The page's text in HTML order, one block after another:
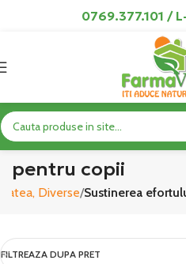
0769.377.101 /
Sustinerea
pentru copii
Diverse Sustinerea
FILTREAZA DUPA PRET